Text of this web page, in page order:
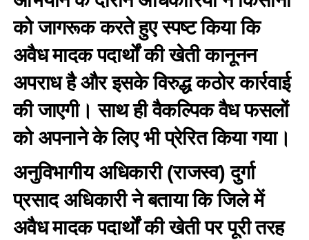
को जागरूक करते हुए स्पष्ट किया कि
अवैध मादक पदार्थों की खेती कानूनन
अपराध है और इसके विरुद्ध कठोर कार्रवाई
की जाएगी। साथ ही वैकल्पिक वैध फसलों
को अपनाने के लिए भी प्रेरित किया गया।
अनुविभागीय अधिकारी (राजस्व) दुर्गा
प्रसाद अधिकारी ने बताया कि जिले में
अवैध मादक पदार्थों की खेती पर पूरी तरह